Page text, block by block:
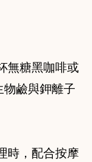
無糖黑咖啡或
鹼與鉀離子
時，配合按摩